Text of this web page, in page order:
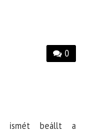
0
ismét beállt a